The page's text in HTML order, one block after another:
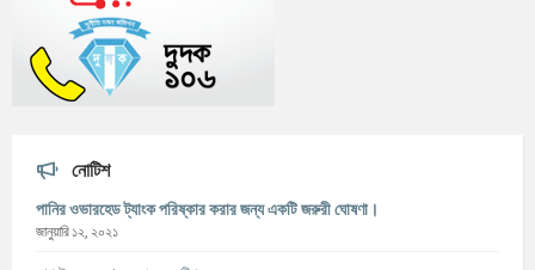
নোটিশ
পানির ওভারহেড ট্যাংক পরিষ্কার করার জন্য একটি জরুরী ঘোষণা।
জানুয়ারি ১২, ২০২১